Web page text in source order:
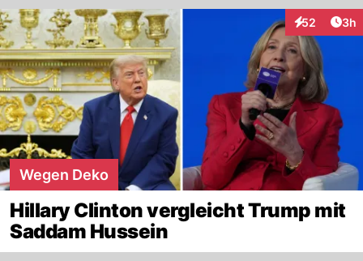
52
Interaktionen
3h
Wegen Deko
Hillary Clinton vergleicht Trump mit
Saddam Hussein